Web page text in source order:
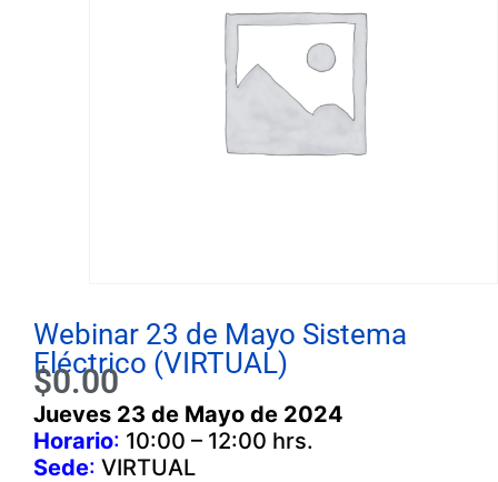
Webinar 23 de Mayo Sistema
Eléctrico (VIRTUAL)
$0.00
Jueves 23 de Mayo de 2024
Horario: 10:00 – 12:00 hrs.
Sede: VIRTUAL